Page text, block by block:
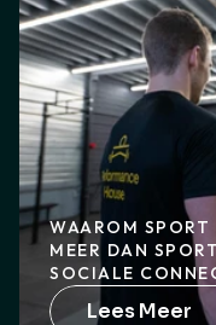
WAAROM
MEER DAN
SOCIALE
Lees Meer